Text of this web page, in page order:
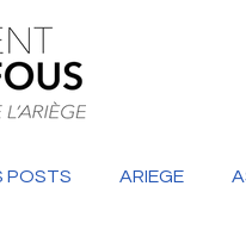
POSTS ARIEGE